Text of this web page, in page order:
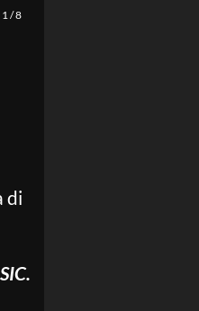
1/8
di